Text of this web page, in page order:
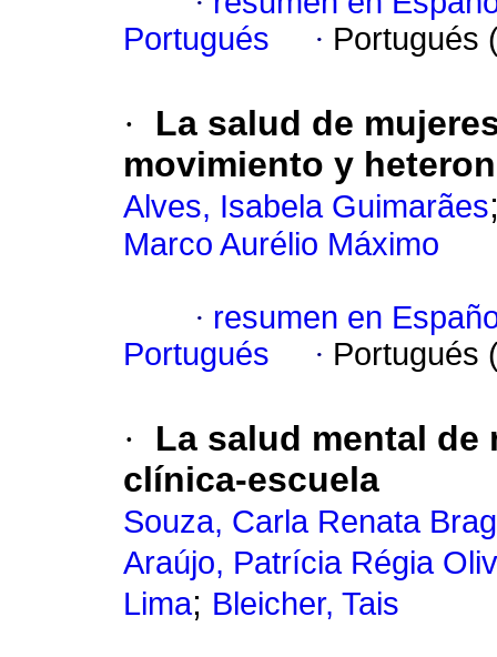
Portugués
· Portugués
·
La salud de
movimiento y
Alves, Isabela Guimarães
Marco Aurélio Máximo
· resumen en
Portugués
· Portugués
·
La salud mental
clínica-escuela
Souza, Carla Renata
Araújo, Patrícia Régia
Lima; Bleicher, Tais